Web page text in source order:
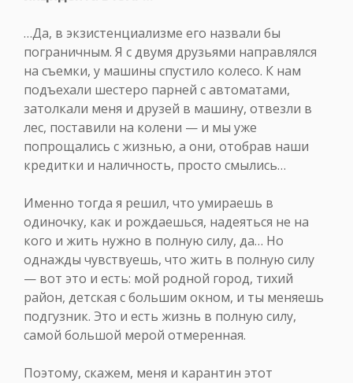
…Да, в экзистенциализме его назвали бы
пограничным. Я с двумя друзьями направлялся
на съемки, у машины спустило колесо. К нам
подъехали шестеро парней с автоматами,
затолкали меня и друзей в машину, отвезли в
лес, поставили на колени — и мы уже
попрощались с жизнью, а они, отобрав наши
кредитки и наличность, просто смылись…
Именно тогда я решил, что умираешь в
одиночку, как и рождаешься, надеяться не на
кого и жить нужно в полную силу, да… Но
однажды чувствуешь, что жить в полную силу
— вот это и есть: мой родной город, тихий
район, детская с большим окном, и ты меняешь
подгузник. Это и есть жизнь в полную силу,
самой большой мерой отмеренная.
Поэтому, скажем, меня и карантин этот